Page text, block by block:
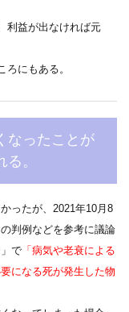
利益が出なければ元
ろにもある。
なったことが
。
ったが、2021年10月8
判例などを参考に議論
で 「病気や老衰による
になる死が発生した物